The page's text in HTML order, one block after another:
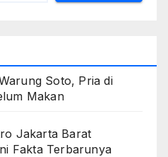
Soto, Pria di
Makan
Jakarta Barat
Fakta Terbarunya